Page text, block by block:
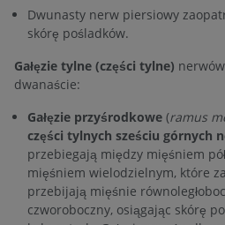
Dwunasty nerw piersiowy
skórę pośladków.
Gałęzie tylne (części tylne)
dwanaście:
Gałęzie przyśrodkowe (ramus
części tylnych sześciu górnych
przebiegają między mięśniem
mięśniem wielodzielnym, które
przebijają mięśnie
czworoboczny, osiągając skórę